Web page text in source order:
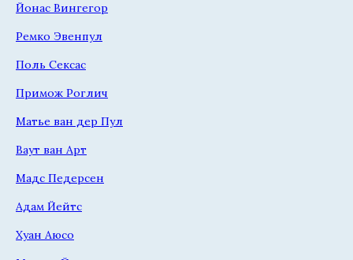
Йонас Вингегор
Ремко Эвенпул
Поль Сексас
Примож Роглич
Матье ван дер Пул
Ваут ван Арт
Мадс Педерсен
Адам Йейтс
Хуан Аюсо